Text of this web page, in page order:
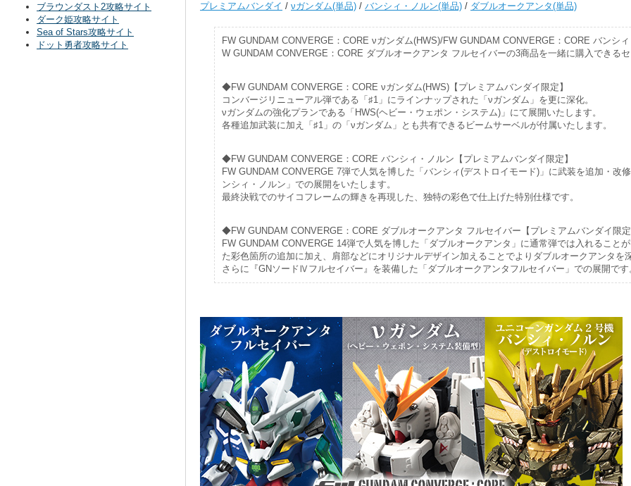
プレミアムバンダイ / νガンダム(単品) / バンシィ・ノルン(単品) / ダブルオークアンタ(単品)
FW GUNDAM CONVERGE：CORE νガンダム(HWS)/FW GUNDAM CONVERGE：CORE バンシ
W GUNDAM CONVERGE：CORE ダブルオークアンタ フルセイバーの3商品を一緒に購入できるセ
◆FW GUNDAM CONVERGE：CORE νガンダム(HWS)【プレミアムバンダイ限定】
コンバージリニューアル弾である「♯1」にラインナップされた「νガンダム」を更に深化。
νガンダムの強化プランである「HWS(ヘビー・ウェポン・システム)」にて展開いたします。
各種追加武装に加え「♯1」の「νガンダム」とも共有できるビームサーベルが付属いたします。
◆FW GUNDAM CONVERGE：CORE バンシィ・ノルン【プレミアムバンダイ限定】
FW GUNDAM CONVERGE 7弾で人気を博した「バンシィ(デストロイモード)」に武装を追加・改
ンシィ・ノルン」での展開をいたします。
最終決戦でのサイコフレームの輝きを再現した、独特の彩色で仕上げた特別仕様です。
◆FW GUNDAM CONVERGE：CORE ダブルオークアンタ フルセイバー【プレミアムバンダイ限定
FW GUNDAM CONVERGE 14弾で人気を博した「ダブルオークアンタ」に通常弾では入れること
た彩色箇所の追加に加え、肩部などにオリジナルデザイン加えることでよりダブルオークアンタを
さらに『GNソードⅣフルセイバー』を装備した「ダブルオークアンタフルセイバー」での展開です
ブラウンダスト2攻略サイト
ダーク姫攻略サイト
Sea of Stars攻略サイト
ドット勇者攻略サイト